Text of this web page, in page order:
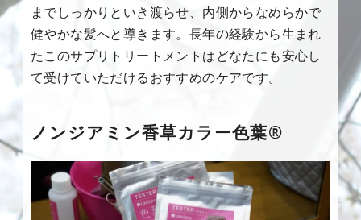
までしっかりといき渡らせ、内側からなめらかで
健やかな髪へと導きます。長年の経験から生まれ
たこのサプリトリートメントはどなたにも安心し
て受けていただけるおすすめのケアです。
ノンジアミン香草カラー色葉®